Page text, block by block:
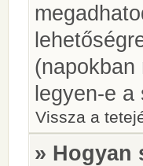
legyen-e a
Vissza a
» Hogyan